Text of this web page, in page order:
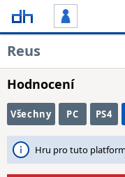
Reus
Hodnocení
Všechny PC PS4
Hru pro tuto